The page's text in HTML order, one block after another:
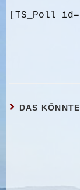
[TS_Poll
DAS